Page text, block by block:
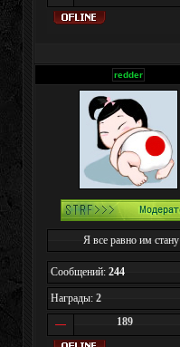
redder
Я все равно им стану
Сообщений: 244
Награды: 2
189